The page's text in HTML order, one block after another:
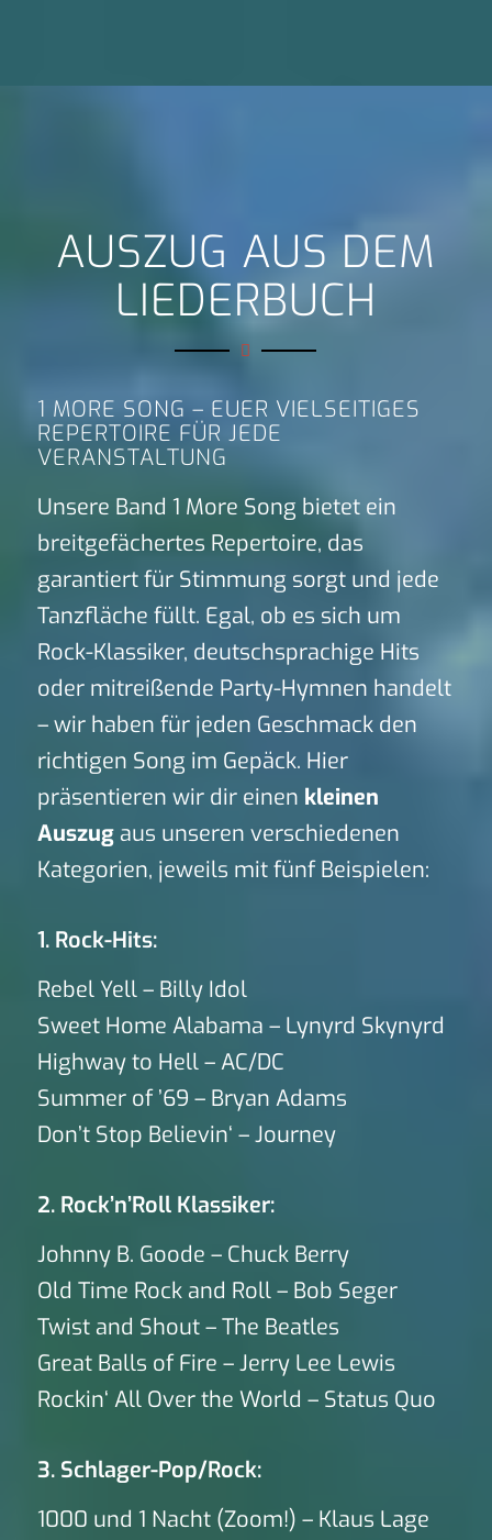
AUSZUG AUS DEM
LIEDERBUCH
1 MORE SONG – EUER VIELSEITIGES
REPERTOIRE FÜR JEDE
VERANSTALTUNG
Unsere Band 1 More Song bietet ein
breitgefächertes Repertoire, das
garantiert für Stimmung sorgt und jede
Tanzfläche füllt. Egal, ob es sich um
Rock-Klassiker, deutschsprachige Hits
oder mitreißende Party-Hymnen handelt
– wir haben für jeden Geschmack den
richtigen Song im Gepäck. Hier
präsentieren wir dir einen kleinen
Auszugaus unseren verschiedenen
Kategorien, jeweils mit fünf Beispielen:
1. Rock-Hits:
Rebel Yell – Billy Idol
Sweet Home Alabama – Lynyrd Skynyrd
Highway to Hell – AC/DC
Summer of ’69 – Bryan Adams
Don’t Stop Believin‘ – Journey
2. Rock’n’Roll Klassiker:
Johnny B. Goode – Chuck Berry
Old Time Rock and Roll – Bob Seger
Twist and Shout – The Beatles
Great Balls of Fire – Jerry Lee Lewis
Rockin‘ All Over the World – Status Quo
3. Schlager-Pop/Rock:
1000 und 1 Nacht (Zoom!) – Klaus Lage